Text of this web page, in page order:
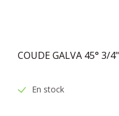
COUDE GALVA 45° 3/4"
En stock